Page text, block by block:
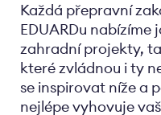
Každá přepravní
EDUARDu
zahradní projekty,
které zvládnou i ty
se inspirovat níže a
nejlépe vyhovuje